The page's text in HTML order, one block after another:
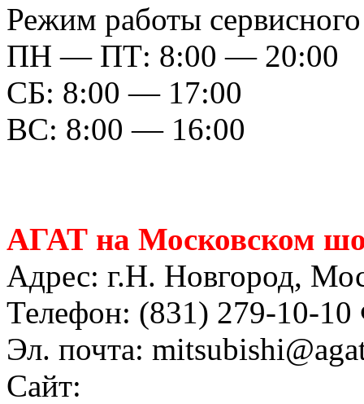
Режим работы
ПН — ПТ: 8:00 — 20:00
СБ: 8:00 — 17:00
ВС: 8:00 — 16:00
АГАТ на Московском
Адрес: г.Н. Новгород,
Телефон: (831) 279-10-
Эл. почта:
Сайт: